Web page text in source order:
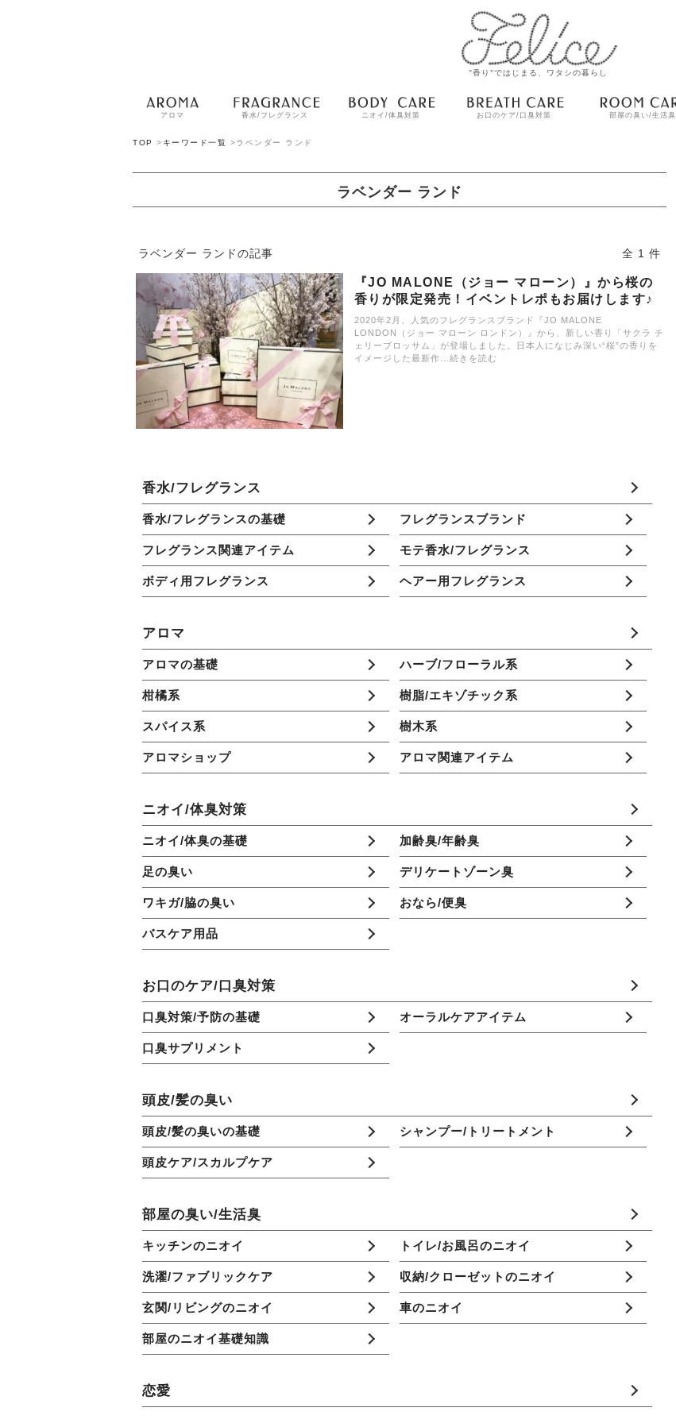
"香り"ではじまる、ワタシの暮らし
アロマ 香水/フレグランス ニオイ/体臭対策 お口のケア/口臭対策 部屋の臭い/生活臭
TOP > キーワード一覧 >ラベンダー ランド
ラベンダー ランド
ラベンダー ランドの記事 全 1 件
『JO MALONE（ジョー マローン）』から桜の
香りが限定発売！イベントレポもお届けします♪
2020年2月、人気のフレグランスブランド『JO MALONE
LONDON（ジョー マローン ロンドン）』から、新しい香り「サクラ チ
ェリーブロッサム」が登場しました。日本人になじみ深い“桜”の香りを
イメージした最新作…続きを読む
香水/フレグランス
香水/フレグランスの基礎 フレグランスブランド
フレグランス関連アイテム モテ香水/フレグランス
ボディ用フレグランス ヘアー用フレグランス
アロマ
アロマの基礎 ハーブ/フローラル系
柑橘系 樹脂/エキゾチック系
スパイス系 樹木系
アロマショップ アロマ関連アイテム
ニオイ/体臭対策
ニオイ/体臭の基礎 加齢臭/年齢臭
足の臭い デリケートゾーン臭
ワキガ/脇の臭い おなら/便臭
バスケア用品
お口のケア/口臭対策
口臭対策/予防の基礎 オーラルケアアイテム
口臭サプリメント
頭皮/髪の臭い
頭皮/髪の臭いの基礎 シャンプー/トリートメント
頭皮ケア/スカルプケア
部屋の臭い/生活臭
キッチンのニオイ トイレ/お風呂のニオイ
洗濯/ファブリックケア 収納/クローゼットのニオイ
玄関/リビングのニオイ 車のニオイ
部屋のニオイ基礎知識
恋愛